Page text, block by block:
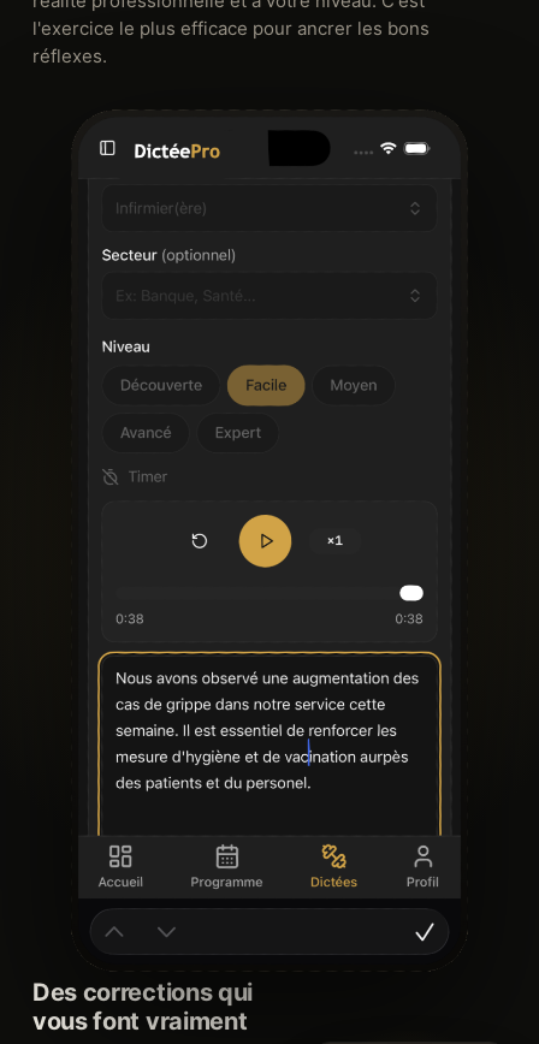
l'exercice le plus efficace pour ancrer les bons
réflexes.
Des corrections qui
vous font vraiment